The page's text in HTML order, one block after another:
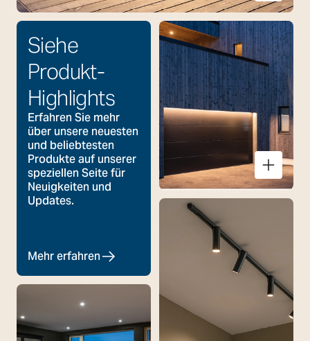
Arlon Round
Siehe
Produkt-
Highlights
Erfahren Sie mehr
über unsere neuesten
und beliebtesten
Produkte auf unserer
speziellen Seite für
Neuigkeiten und
Updates.
Mehr erfahren